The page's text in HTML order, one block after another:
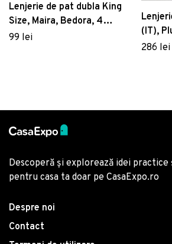
Lenjerie de pat dubla King
Size, Maira, Bedora, 4
piese, 240x240 cm,
99 lei
(IT),
Home,
286 lei
Descoperă și explorează idei
pentru casa ta doar pe CasaExpo.ro
Despre noi
Contact